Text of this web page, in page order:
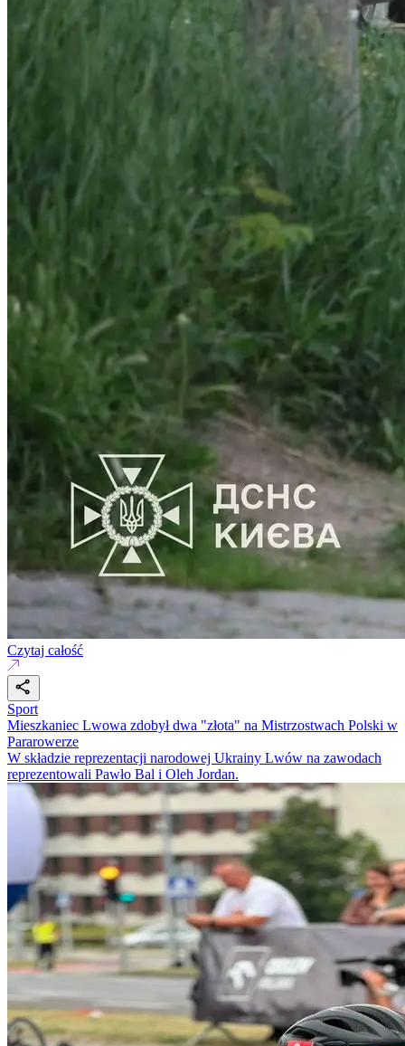
Czytaj całość
Sport
Mieszkaniec Lwowa zdobył dwa "złota" na Mistrzostwach Polski w
Pararowerze
W składzie reprezentacji narodowej Ukrainy Lwów na zawodach
reprezentowali Pawło Bal i Oleh Jordan.